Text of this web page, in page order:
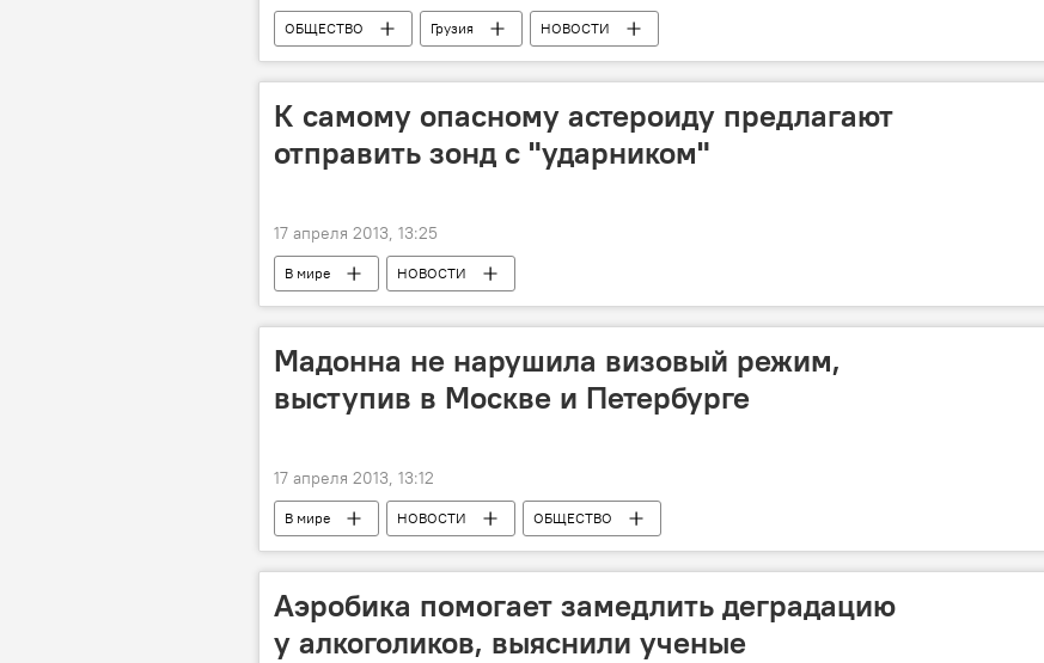
ОБЩЕСТВО Грузия НОВОСТИ
К самому опасному астероиду предлагают
отправить зонд с "ударником"
17 апреля 2013, 13:25
В мире НОВОСТИ
Мадонна не нарушила визовый режим,
выступив в Москве и Петербурге
17 апреля 2013, 13:12
В мире НОВОСТИ ОБЩЕСТВО
Аэробика помогает замедлить деградацию
у алкоголиков, выяснили ученые